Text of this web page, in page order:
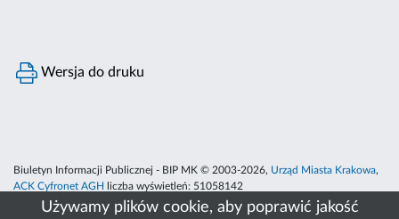
Używamy plików cookie, aby poprawić jakość
Wersja do druku
Biuletyn Informacji Publicznej - BIP MK © 2003-2026, Urząd Miasta Krakowa,
ACK Cyfronet AGH
liczba wyświetleń: 51058142